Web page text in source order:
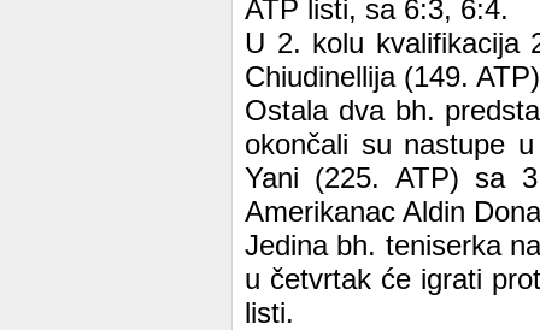
ATP listi, sa 6:3, 6:4.
U 2. kolu kvalifikacija
Chiudinellija (149.
Ostala dva bh.
okončali su nastupe
Yani (225. ATP) sa
Amerikanac Aldin
Jedina bh. teniserka
u četvrtak će igrati
listi.